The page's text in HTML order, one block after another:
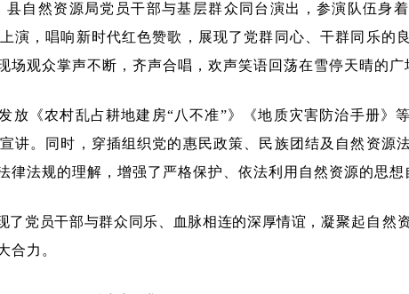
县自然资源局党员干部与基层群众同台演出，参演队伍身
演，唱响新时代红色赞歌，展现了党群同心、干群同乐的
观众掌声不断，齐声合唱，欢声笑语回荡在雪停天晴的广
放《农村乱占耕地建房“八不准”》《地质灾害防治手册》
讲。同时，穿插组织党的惠民政策、民族团结及自然资源
法规的理解，增强了严格保护、依法利用自然资源的思想
了党员干部与群众同乐、血脉相连的深厚情谊，凝聚起自然
合力。